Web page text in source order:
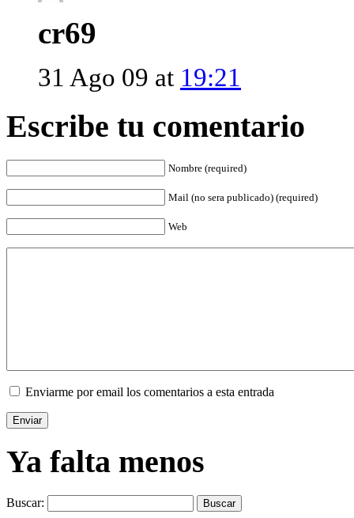
cr69
31 Ago 09 at 19:21
Escribe tu comentario
Nombre (required)
Mail (no sera publicado) (required)
Web
Enviarme por email los comentarios a esta entrada
Ya falta menos
Buscar: